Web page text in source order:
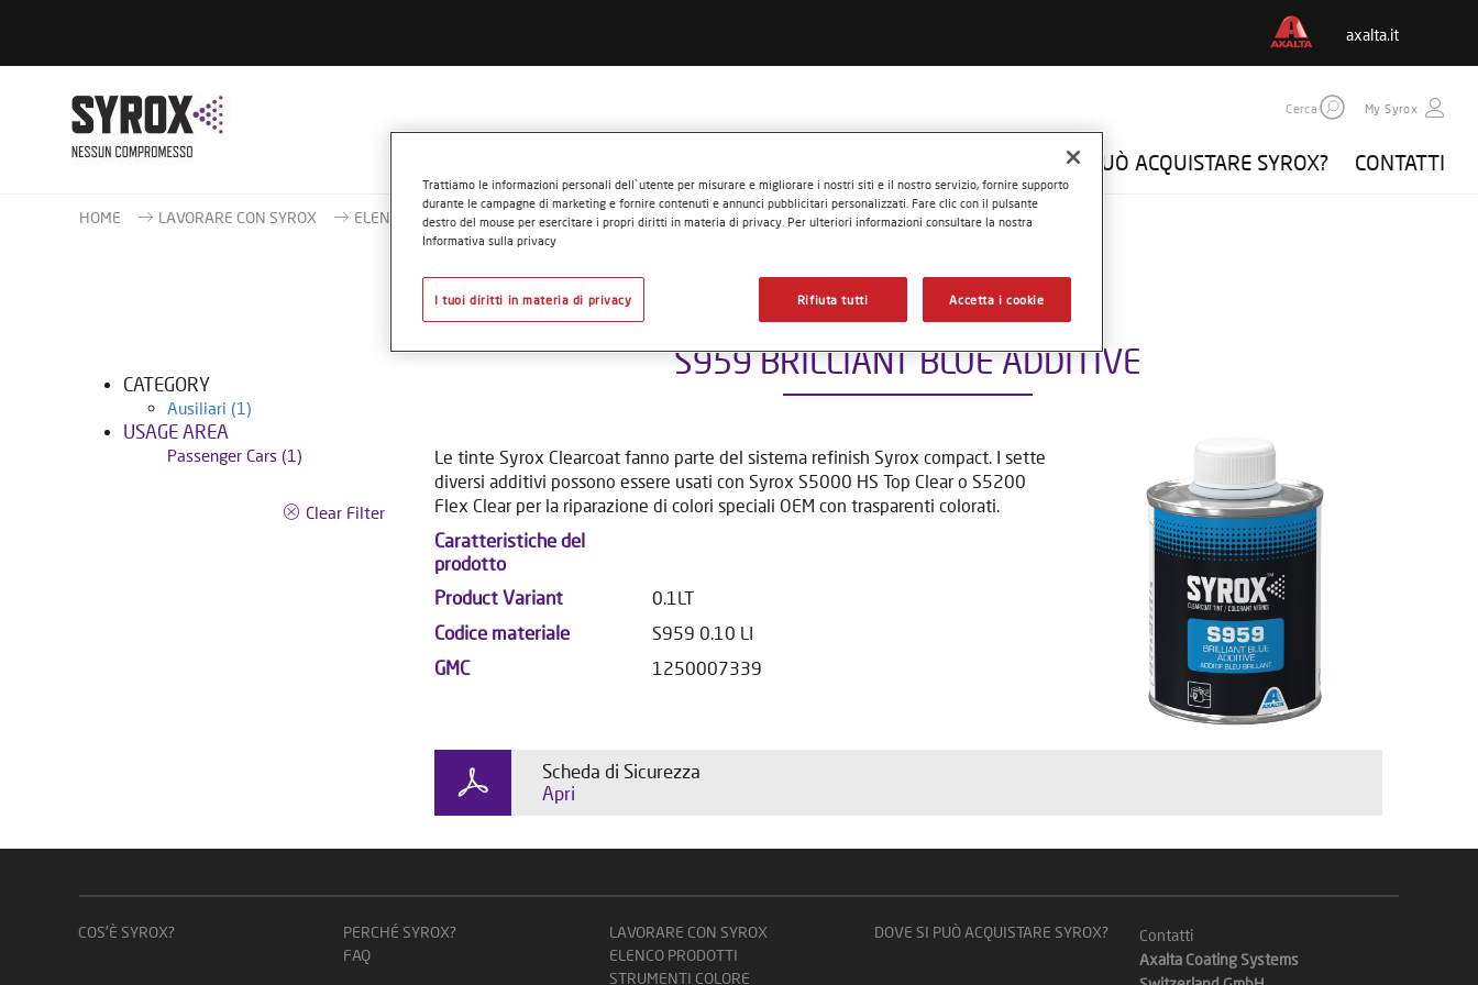
axalta.it
Cerca My Syrox
DOVE SI PUÒ ACQUISTARE SYROX? CONTATTI
HOME LAVORARE CON SYROX ELENCO PRODOTTI Ausiliari S959 BRILLIANT BLUE ADDITIVE
CATEGORY
Ausiliari (1)
USAGE AREA
Passenger Cars (1)
Clear Filter
S959 BRILLIANT BLUE ADDITIVE
Le tinte Syrox Clearcoat fanno parte del sistema refinish Syrox compact. I sette
diversi additivi possono essere usati con Syrox S5000 HS Top Clear o S5200
Flex Clear per la riparazione di colori speciali OEM con trasparenti colorati.
Caratteristiche del
prodotto
Product Variant
0.1LT
Codice materiale S959 0.10 LI
GMC 1250007339
Scheda di Sicurezza
Apri
COS’È SYROX?
PERCHÉ SYROX?
FAQ
LAVORARE CON SYROX
ELENCO PRODOTTI
STRUMENTI COLORE
DOVE SI PUÒ ACQUISTARE SYROX?
Contatti
Axalta Coating Systems
Trattiamo le informazioni personali dell`utente per misurare e migliorare i nostri siti e il nostro servizio, fornire supporto
durante le campagne di marketing e fornire contenuti e annunci pubblicitari personalizzati. Fare clic con il pulsante
destro del mouse per esercitare i propri diritti in materia di privacy. Per ulteriori informazioni consultare la nostra
Informativa sulla privacy
Rifiuta tutti Accetta i cookie
I tuoi diritti in materia di privacy